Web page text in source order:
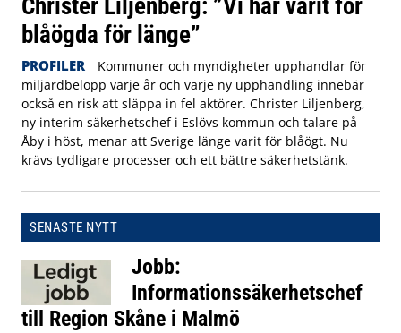
Christer Liljenberg: ”Vi har varit för
blåögda för länge”
PROFILER
Kommuner och myndigheter upphandlar för
miljardbelopp varje år och varje ny upphandling innebär
också en risk att släppa in fel aktörer. Christer Liljenberg,
ny interim säkerhetschef i Eslövs kommun och talare på
Åby i höst, menar att Sverige länge varit för blåögt. Nu
krävs tydligare processer och ett bättre säkerhetstänk.
SENASTE NYTT
Jobb:
Informationssäkerhetschef
till Region Skåne i Malmö